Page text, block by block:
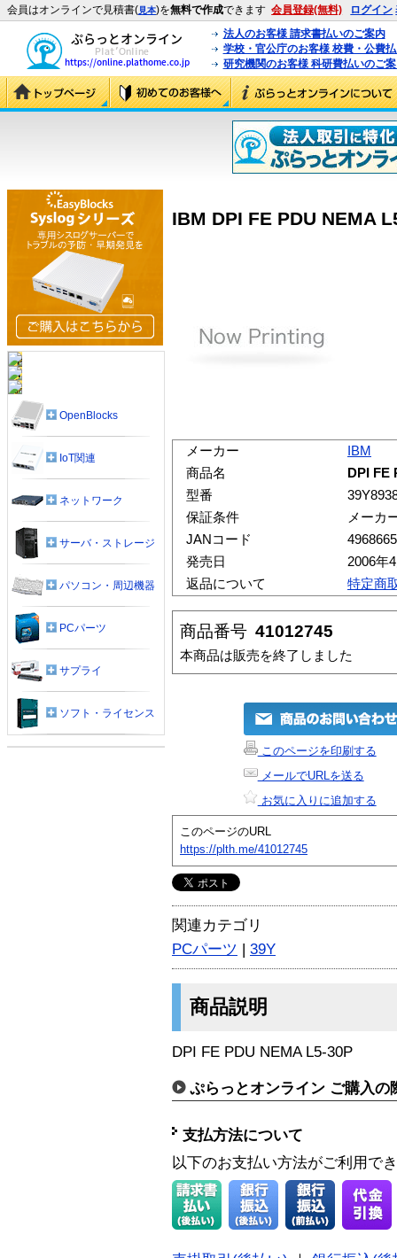
会員はオンラインで見積書(見本)を無料で作成できます 会員登録(無料) ログイン
法人のお客様 請求書払いのご案内
学校・官公庁のお客様 校費・公費
研究機関のお客様 科研費払いのご
IBM DPI FE PDU NEMA
メーカー
IBM
商品名
DPI FE
型番
保証条件
メーカ
JANコード
発売日
2006年
返品について
特定商
商品番号 41012745
本商品は販売を終了しました
このページを印刷する
メールでURLを送る
お気に入りに追加する
このページのURL
https://plth.me/41012745
関連カテゴリ
PCパーツ | 39Y
商品説明
DPI FE PDU NEMA L5-30P
ぷらっとオンライン ご購入の
支払方法について
以下のお支払い方法がご利用で
OpenBlocks
IoT関連
ネットワーク
サーバ・ストレージ
パソコン・周辺機器
PCパーツ
サプライ
ソフト・ライセンス